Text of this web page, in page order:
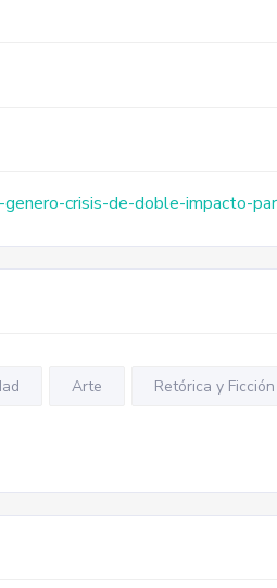
genero-crisis-de-doble-impacto-
Arte Retórica y Ficción